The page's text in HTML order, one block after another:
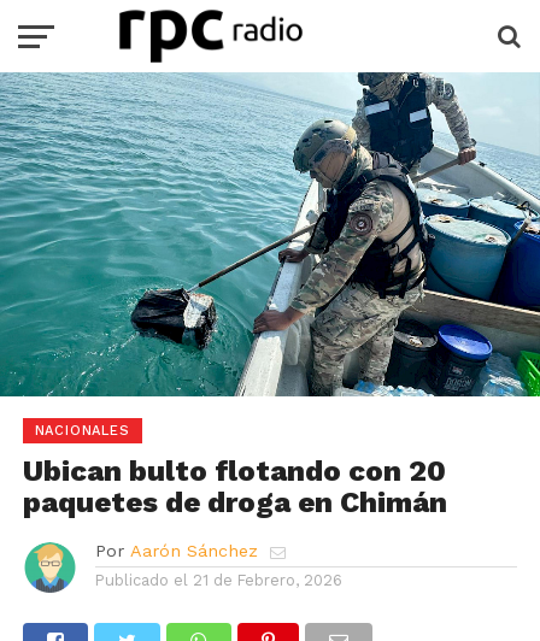
NACIONALES
Ubican bulto flotando con 20
paquetes de droga en Chimán
Por Aarón Sánchez
Publicado el 21 de Febrero, 2026